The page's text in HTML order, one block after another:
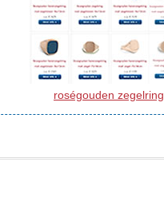
roségouden zegelring